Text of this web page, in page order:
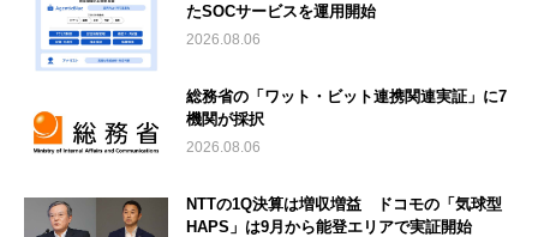
たSOCサービスを運用開始
2026.08.06
総務省の「ワット・ビット連携関連実証」に7
機関が採択
2026.08.06
NTTの1Q決算は増収増益 ドコモの「気球型
HAPS」は9月から能登エリアで実証開始